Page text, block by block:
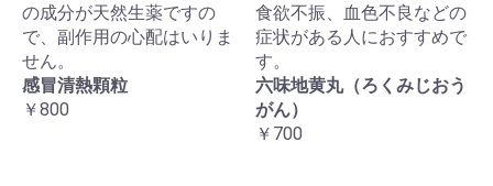
の成分が天然生薬ですの
で、副作用の心配はいりま
せん。
感冒清熱顆粒
￥800
食欲不振、血色不良などの
症状がある人におすすめで
す。
六味地黄丸（ろくみじおう
がん）
￥700